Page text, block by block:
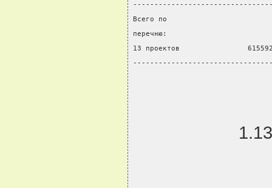
Всего по
перечню:
13 проектов